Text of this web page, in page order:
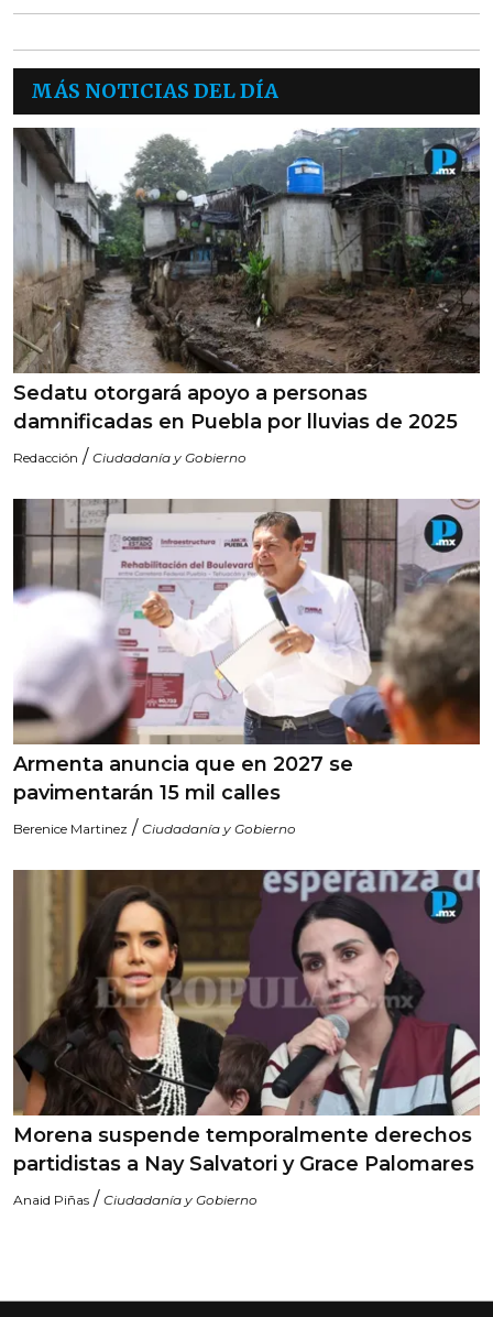
MÁS NOTICIAS DEL DÍA
Sedatu otorgará apoyo a personas
damnificadas en Puebla por lluvias de 2025
Redacción / Ciudadanía y Gobierno
Armenta anuncia que en 2027 se
pavimentarán 15 mil calles
Berenice Martinez / Ciudadanía y Gobierno
Morena suspende temporalmente derechos
partidistas a Nay Salvatori y Grace Palomares
Anaid Piñas / Ciudadanía y Gobierno